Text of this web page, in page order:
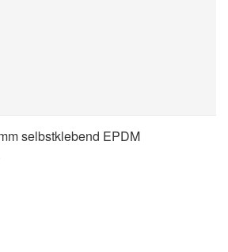
selbstklebend EPDM